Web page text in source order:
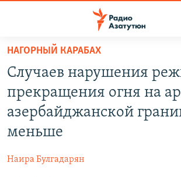
Перейти
основному
содержанию
Перейти
основной
Перейти
НОВОСТИ
ПОЛИТИКА
РЕГИОН
НАГОРНЫЙ КАРАБАХ
Случаев нарушения
прекращения огня на
азербайджанской
меньше
Наира Булгадарян